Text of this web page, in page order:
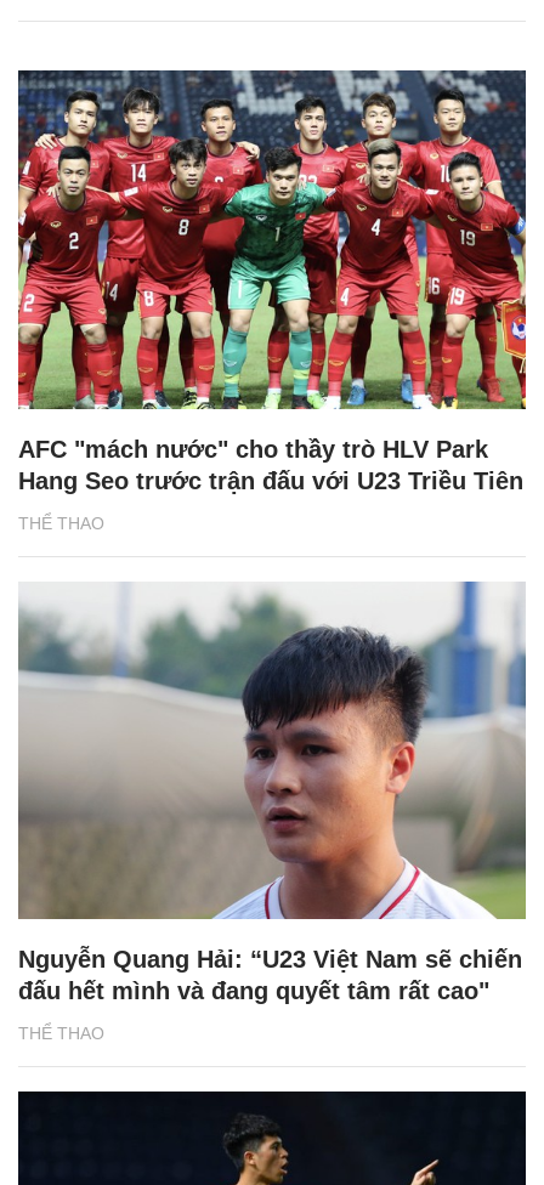
THỂ THAO
AFC "mách nước" cho thầy trò HLV Park
Hang Seo trước trận đấu với U23 Triều Tiên
THỂ THAO
Nguyễn Quang Hải: “U23 Việt Nam sẽ chiến
đấu hết mình và đang quyết tâm rất cao"